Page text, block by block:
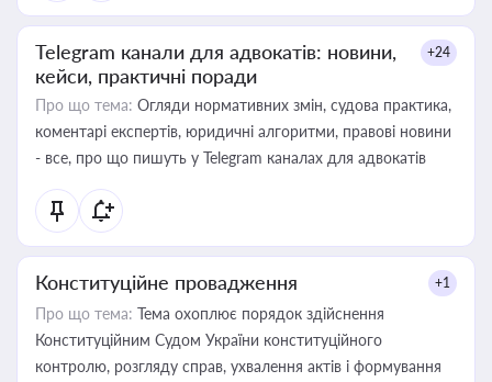
Telegram канали для адвокатів: новини,
кейси, практичні поради
+24
Про що тема: Огляди нормативних змін, судова практика,
коментарі експертів, юридичні алгоритми, правові новини
- все, про що пишуть у Telegram каналах для адвокатів
Конституційне провадження +1
Про що тема: Тема охоплює порядок здійснення
Конституційним Судом України конституційного
контролю, розгляду справ, ухвалення актів і формування